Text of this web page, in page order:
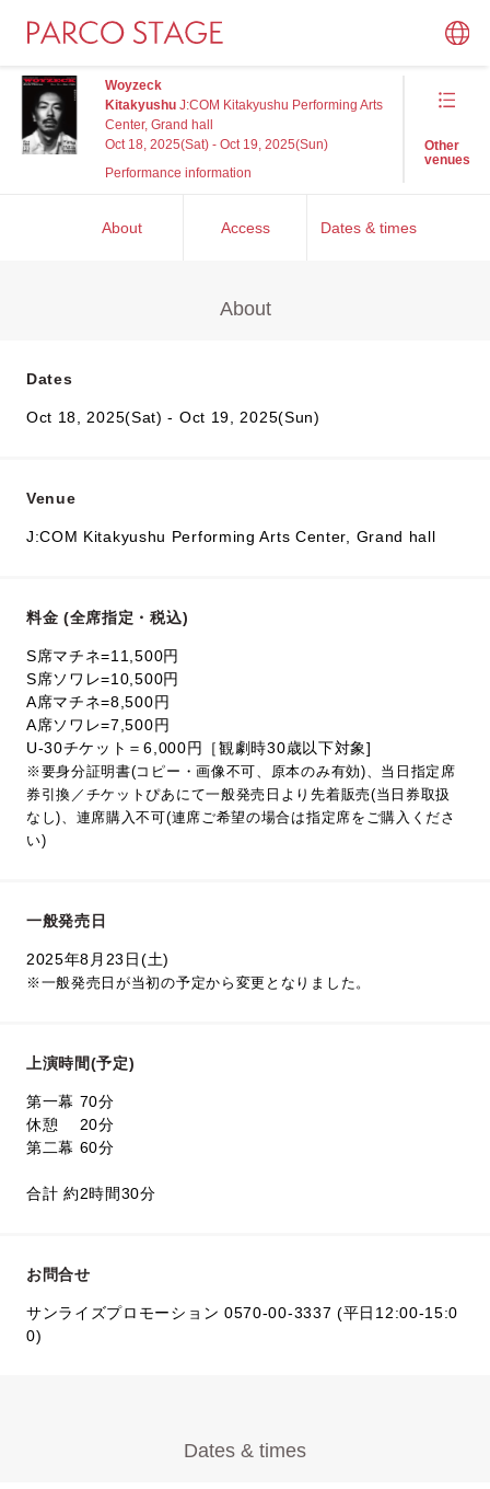
Woyzeck
KitakyushuJ:COM Kitakyushu Performing Arts
Center, Grand hall
Oct 18, 2025(Sat) - Oct 19, 2025(Sun)
Performance information
Other
venues
About Access Dates & times
About
Dates
Oct 18, 2025(Sat) - Oct 19, 2025(Sun)
Venue
J:COM Kitakyushu Performing Arts Center, Grand hall
料金 (全席指定・税込)
S席マチネ=11,500円
S席ソワレ=10,500円
A席マチネ=8,500円
A席ソワレ=7,500円
U-30チケット＝6,000円［観劇時30歳以下対象]
※要身分証明書(コピー・画像不可、原本のみ有効)、当日指定席
券引換／チケットぴあにて一般発売日より先着販売(当日券取扱
なし)、連席購入不可(連席ご希望の場合は指定席をご購入くださ
い)
一般発売日
2025年8月23日(土)
※一般発売日が当初の予定から変更となりました。
上演時間(予定)
第一幕 70分
休憩 20分
第二幕 60分
合計 約2時間30分
お問合せ
サンライズプロモーション 0570-00-3337 (平日12:00-15:0
0)
Dates & times